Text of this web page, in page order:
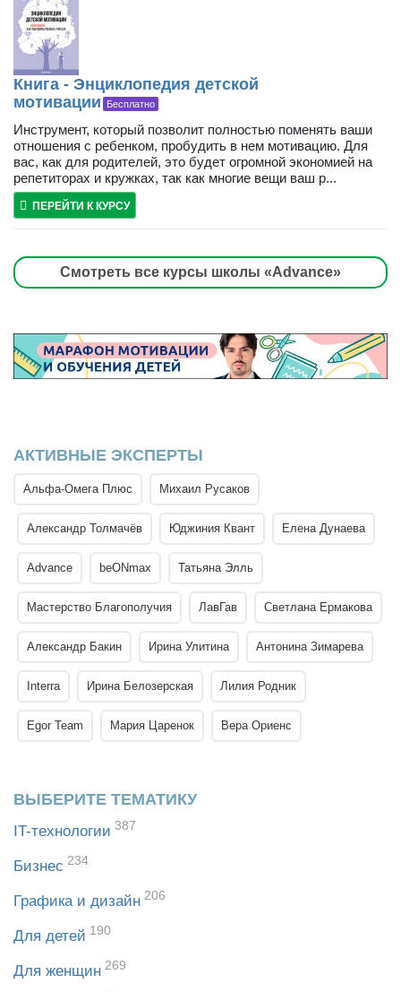
Книга - Энциклопедия детской
мотивации
Бесплатно
Инструмент, который позволит полностью поменять ваши
отношения с ребенком, пробудить в нем мотивацию. Для
вас, как для родителей, это будет огромной экономией на
репетиторах и кружках, так как многие вещи ваш р...
ПЕРЕЙТИ К КУРСУ
Смотреть все курсы школы «Advance»
АКТИВНЫЕ ЭКСПЕРТЫ
Альфа-Омега Плюс Михаил Русаков
Александр Толмачёв Юджиния Квант Елена Дунаева
Advance beONmax Татьяна Элль
Мастерство Благополучия ЛавГав Светлана Ермакова
Александр Бакин Ирина Улитина Антонина Зимарева
Interra Ирина Белозерская Лилия Родник
Egor Team Мария Царенок Вера Ориенс
ВЫБЕРИТЕ ТЕМАТИКУ
IT-технологии 387
Бизнес 234
Графика и дизайн 206
Для детей 190
Для женщин 269